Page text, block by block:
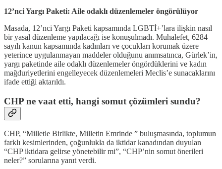
12’nci Yargı Paketi: Aile odaklı düzenlemeler öngörülüyor
Masada, 12’nci Yargı Paketi kapsamında LGBTİ+’lara ilişkin nasıl
bir yasal düzenleme yapılacağı ise konuşulmadı. Muhalefet, 6284
sayılı kanun kapsamında kadınları ve çocukları korumak üzere
yeterince uygulanmayan maddeler olduğunu anımsatınca, Gürlek’in,
yargı paketinde aile odaklı düzenlemeler öngördüklerini ve kadın
mağduriyetlerini engelleyecek düzenlemeleri Meclis’e sunacaklarını
ifade ettiği aktarıldı.
CHP ne vaat etti, hangi somut çözümleri sundu?
CHP, “Milletle Birlikte, Milletin Emrinde ” buluşmasında, toplumun
farklı kesimlerinden, çoğunlukla da iktidar kanadından duyulan
“CHP iktidara gelirse yönetebilir mi”, “CHP’nin somut önerileri
neler?” sorularına yanıt verdi.